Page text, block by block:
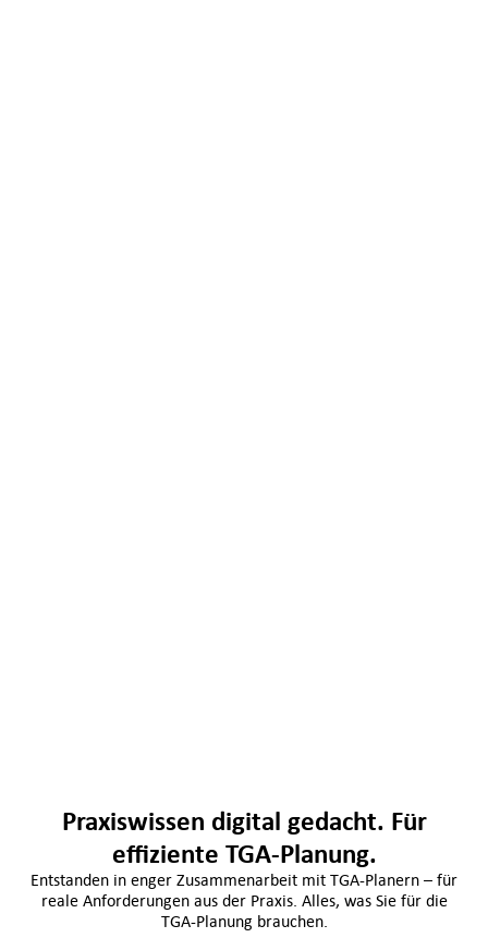
Praxiswissen digital gedacht. Für
effiziente TGA-Planung.
Entstanden in enger Zusammenarbeit mit TGA-Planern – für
reale Anforderungen aus der Praxis. Alles, was Sie für die
TGA-Planung brauchen.